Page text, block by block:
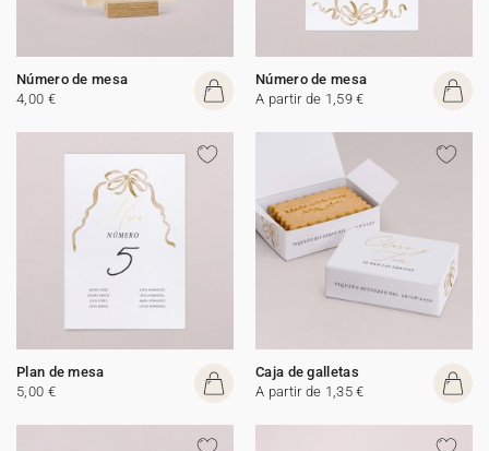
Número de mesa
4,00 €
Número de mesa
A partir de 1,59 €
Plan de mesa
5,00 €
Caja de galletas
A partir de 1,35 €